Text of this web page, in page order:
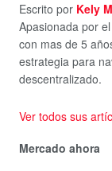
Escrito por Kely
Apasionada por
con mas de 5
estrategia para
descentralizado.
Ver todos sus
Mercado ahora